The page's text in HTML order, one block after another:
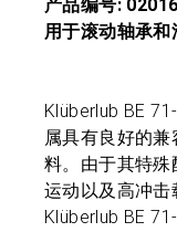
产品编号:
用于滚动轴承
Klüberlub BE
属具有良好的
料。由于其特殊
运动以及高冲击
Klüberlub BE